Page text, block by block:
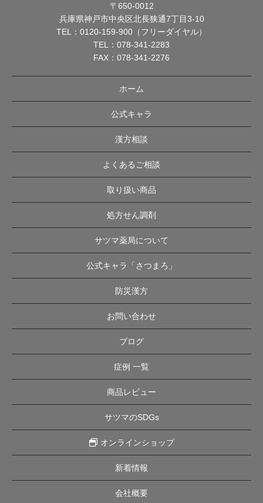
〒650-0012
兵庫県神戸市中央区北長狭通7丁目3-10
TEL： 0120-159-900（フリーダイヤル）
TEL： 078-341-2283
FAX：078-341-2276
ホーム
公式キャラ
漢方相談
よくあるご相談
取り扱い商品
処方せん調剤
サツマ薬局について
公式キャラ「さつまろ」
防災漢方
お問い合わせ
ブログ
症例 一覧
商品レビュー
サツマのSDGs
オンラインショップ
新着情報
会社概要